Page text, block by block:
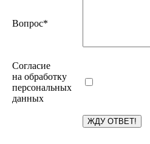
Вопрос*
Согласие
на обработку
персональных
данных